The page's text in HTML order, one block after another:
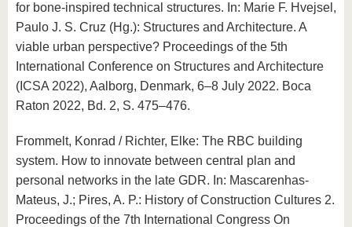
for bone-inspired technical structures. In: Marie F. Hvejsel,
Paulo J. S. Cruz (Hg.): Structures and Architecture. A
viable urban perspective? Proceedings of the 5th
International Conference on Structures and Architecture
(ICSA 2022), Aalborg, Denmark, 6–8 July 2022. Boca
Raton 2022, Bd. 2, S. 475–476.
Frommelt, Konrad / Richter, Elke: The RBC building
system. How to innovate between central plan and
personal networks in the late GDR. In: Mascarenhas-
Mateus, J.; Pires, A. P.: History of Construction Cultures 2.
Proceedings of the 7th International Congress On